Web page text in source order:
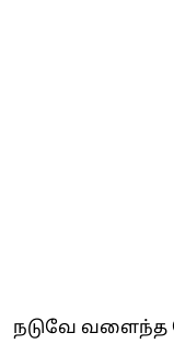
நடுவே வளைந்த